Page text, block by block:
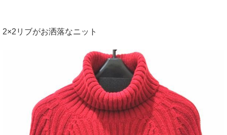
2×2リブがお洒落なニット